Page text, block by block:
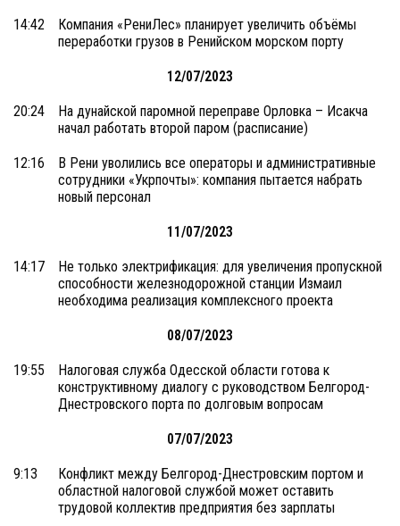
14:42
Компания «РениЛес» планирует увеличить объёмы
переработки грузов в Ренийском морском порту
12/07/2023
20:24
На дунайской паромной переправе Орловка – Исакча
начал работать второй паром (расписание)
12:16
В Рени уволились все операторы и административные
сотрудники «Укрпочты»: компания пытается набрать
новый персонал
11/07/2023
14:17
Не только электрификация: для увеличения пропускной
способности железнодорожной станции Измаил
необходима реализация комплексного проекта
08/07/2023
19:55
Налоговая служба Одесской области готова к
конструктивному диалогу с руководством Белгород-
Днестровского порта по долговым вопросам
07/07/2023
9:13
Конфликт между Белгород-Днестровским портом и
областной налоговой службой может оставить
трудовой коллектив предприятия без зарплаты